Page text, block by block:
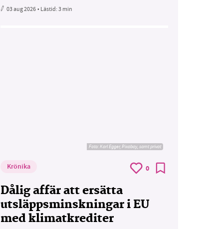
03 aug 2026• Lästid:3 min
Foto: Karl Egger, Pixabay, samt privat
Krönika 0
Dålig affär att ersätta
utsläppsminskningar i EU
med klimatkrediter